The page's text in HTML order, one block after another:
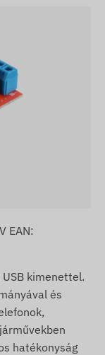
EAN:
kimenettel.
és
hatékonyság